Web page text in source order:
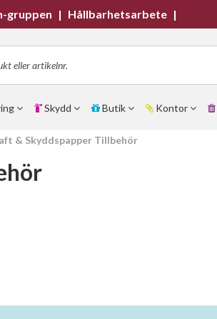
& Skyddspapper Tillbehör
gruppen | Hållbarhetsarbete |
Skydd Butik Kontor